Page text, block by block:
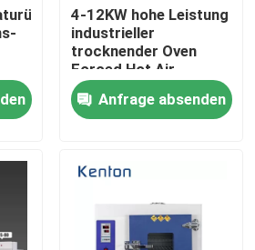
4-12KW hohe Leistung
industrieller
trocknender Oven
Forced Hot Air
Circulation Tray Dryer
Oven Machine
Anfrage absenden